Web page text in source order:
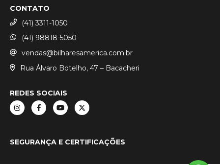
CONTATO
(41) 3311-1050
(41) 98818-5050
vendas@bilharesamerica.com.br
Rua Álvaro Botelho, 47 – Bacacheri
REDES SOCIAIS
SEGURANÇA E CERTIFICAÇÕES